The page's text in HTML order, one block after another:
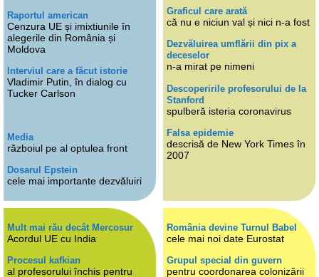
Raportul american
Cenzura UE și imixtiunile în
alegerile din România și
Moldova
Interviul care a făcut istorie
Vladimir Putin, în dialog cu
Tucker Carlson
Media
războiul pe al optulea front
Dosarul Epstein
cele mai importante dezvăluiri
Graficul care arată
că nu e niciun val și nici n-a fost
Dezvăluirea umflării din pix a
deceselor
n-a mirat pe nimeni
Descoperirile profesorului de la
Stanford
spulberă isteria coronavirus
Falsa epidemie
descrisă de New York Times în
2007
Mult mai rău decât Mercosur
Acordul UE cu India
Procesul kafkian
al profesorului închis pentru
România devine Turnul Babel
cele mai noi date Eurostat
Grupul special din guvern
pentru coordonarea colonizării